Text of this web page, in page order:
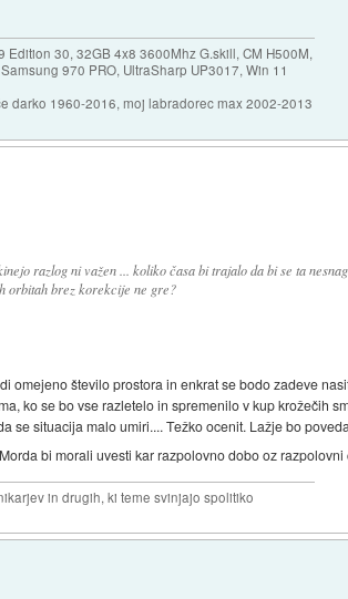
Edition 30, 32GB 4x8 3600Mhz G.skill, CM H500M,
970 PRO, UltraSharp UP3017, Win 11
darko 1960-2016, moj labradorec max 2002-2013
razlog ni važen ... koliko časa bi trajalo da bi se ta
orbitah brez korekcije ne gre?
omejeno število prostora in enkrat se bodo zadeve
ko se bo vse razletelo in spremenilo v kup krožečih
se situacija malo umiri.... Težko ocenit. Lažje bo
bi morali uvesti kar razpolovno dobo oz
in drugih, ki teme svinjajo spolitiko